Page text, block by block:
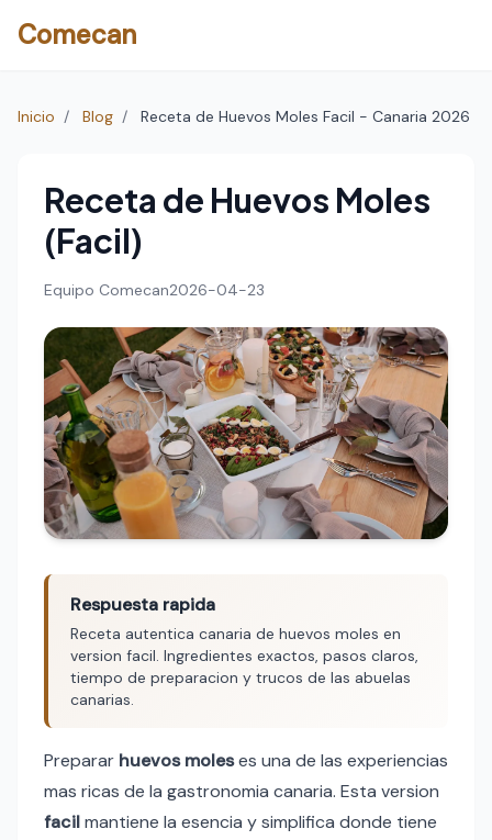
Comecan
Inicio / Blog / Receta de Huevos Moles Facil - Canaria 2026
Receta de Huevos Moles
(Facil)
Equipo Comecan2026-04-23
Respuesta rapida
Receta autentica canaria de huevos moles en
version facil. Ingredientes exactos, pasos claros,
tiempo de preparacion y trucos de las abuelas
canarias.
Preparar huevos moleses una de las experiencias
mas ricas de la gastronomia canaria. Esta version
facilmantiene la esencia y simplifica donde tiene